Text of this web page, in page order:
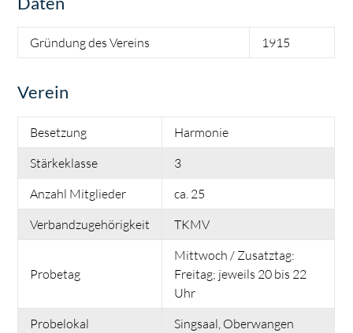
Gründung des Vereins 1915
Verein
Besetzung
Harmonie
Stärkeklasse
3
Anzahl Mitglieder
ca. 25
Verbandzugehörigkeit
TKMV
Probetag
Mittwoch / Zusatztag:
Freitag; jeweils 20 bis 22
Uhr
Probelokal
Singsaal, Oberwangen